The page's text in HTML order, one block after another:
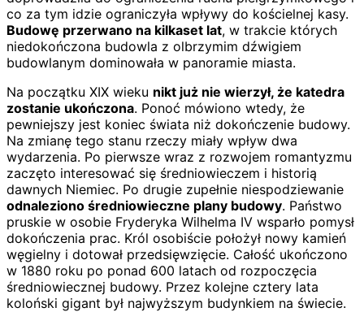
co za tym idzie ograniczyła wpływy do kościelnej kasy.
Budowę przerwano na kilkaset lat, w trakcie których
niedokończona budowla z olbrzymim dźwigiem
budowlanym dominowała w panoramie miasta.
Na początku XIX wieku nikt już nie wierzył, że katedra
zostanie ukończona. Ponoć mówiono wtedy, że
pewniejszy jest koniec świata niż dokończenie budowy.
Na zmianę tego stanu rzeczy miały wpływ dwa
wydarzenia. Po pierwsze wraz z rozwojem romantyzmu
zaczęto interesować się średniowieczem i historią
dawnych Niemiec. Po drugie zupełnie niespodziewanie
odnaleziono średniowieczne plany budowy. Państwo
pruskie w osobie Fryderyka Wilhelma IV wsparło pomysł
dokończenia prac. Król osobiście położył nowy kamień
węgielny i dotował przedsięwzięcie. Całość ukończono
w 1880 roku po ponad 600 latach od rozpoczęcia
średniowiecznej budowy. Przez kolejne cztery lata
koloński gigant był najwyższym budynkiem na świecie.